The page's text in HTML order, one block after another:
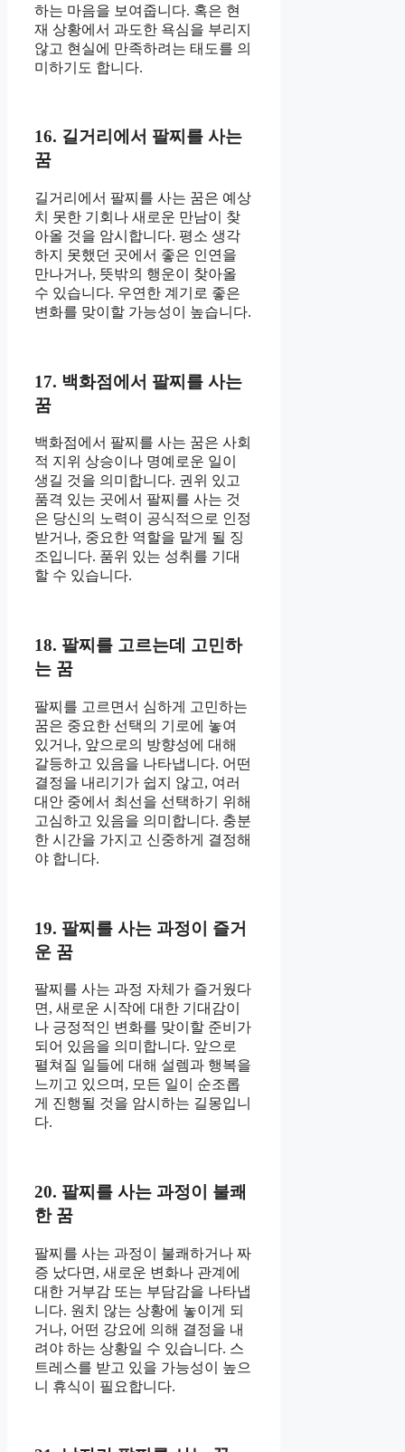
하는 마음을 보여줍니다. 혹은 현
재 상황에서 과도한 욕심을 부리지
않고 현실에 만족하려는 태도를 의
미하기도 합니다.
16. 길거리에서 팔찌를 사는
꿈
길거리에서 팔찌를 사는 꿈은 예상
치 못한 기회나 새로운 만남이 찾
아올 것을 암시합니다. 평소 생각
하지 못했던 곳에서 좋은 인연을
만나거나, 뜻밖의 행운이 찾아올
수 있습니다. 우연한 계기로 좋은
변화를 맞이할 가능성이 높습니다.
17. 백화점에서 팔찌를 사는
꿈
백화점에서 팔찌를 사는 꿈은 사회
적 지위 상승이나 명예로운 일이
생길 것을 의미합니다. 권위 있고
품격 있는 곳에서 팔찌를 사는 것
은 당신의 노력이 공식적으로 인정
받거나, 중요한 역할을 맡게 될 징
조입니다. 품위 있는 성취를 기대
할 수 있습니다.
18. 팔찌를 고르는데 고민하
는 꿈
팔찌를 고르면서 심하게 고민하는
꿈은 중요한 선택의 기로에 놓여
있거나, 앞으로의 방향성에 대해
갈등하고 있음을 나타냅니다. 어떤
결정을 내리기가 쉽지 않고, 여러
대안 중에서 최선을 선택하기 위해
고심하고 있음을 의미합니다. 충분
한 시간을 가지고 신중하게 결정해
야 합니다.
19. 팔찌를 사는 과정이 즐거
운 꿈
팔찌를 사는 과정 자체가 즐거웠다
면, 새로운 시작에 대한 기대감이
나 긍정적인 변화를 맞이할 준비가
되어 있음을 의미합니다. 앞으로
펼쳐질 일들에 대해 설렘과 행복을
느끼고 있으며, 모든 일이 순조롭
게 진행될 것을 암시하는 길몽입니
다.
20. 팔찌를 사는 과정이 불쾌
한 꿈
팔찌를 사는 과정이 불쾌하거나 짜
증 났다면, 새로운 변화나 관계에
대한 거부감 또는 부담감을 나타냅
니다. 원치 않는 상황에 놓이게 되
거나, 어떤 강요에 의해 결정을 내
려야 하는 상황일 수 있습니다. 스
트레스를 받고 있을 가능성이 높으
니 휴식이 필요합니다.